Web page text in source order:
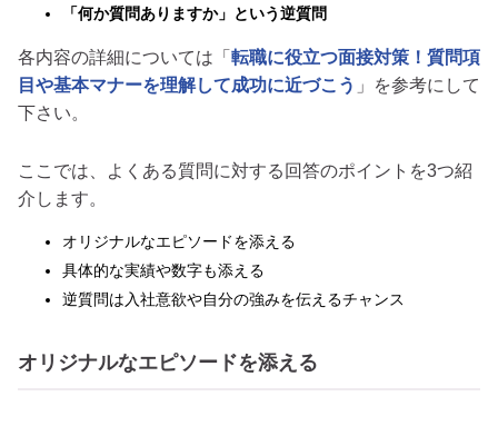
「何か質問ありますか」という逆質問
各内容の詳細については「 転職に役立つ面接対策！質問項
目や基本マナーを理解して成功に近づこう 」を参考にして
下さい。
ここでは、よくある質問に対する回答のポイントを3つ紹
介します。
オリジナルなエピソードを添える
具体的な実績や数字も添える
逆質問は入社意欲や自分の強みを伝えるチャンス
オリジナルなエピソードを添える